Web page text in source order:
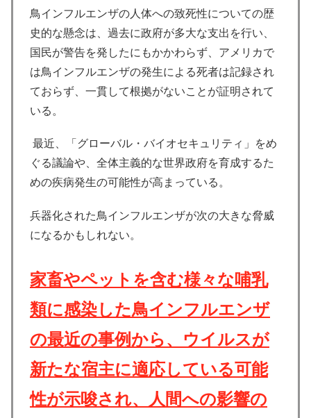
鳥インフルエンザの人体への致死性についての歴
史的な懸念は、過去に政府が多大な支出を行い、
国民が警告を発したにもかかわらず、アメリカで
は鳥インフルエンザの発生による死者は記録され
ておらず、一貫して根拠がないことが証明されて
いる。
最近、「グローバル・バイオセキュリティ」をめ
ぐる議論や、全体主義的な世界政府を育成するた
めの疾病発生の可能性が高まっている。
兵器化された鳥インフルエンザが次の大きな脅威
になるかもしれない。
家畜やペットを含む様々な哺乳
類に感染した鳥インフルエンザ
の最近の事例から、ウイルスが
新たな宿主に適応している可能
性が示唆され、人間への影響の